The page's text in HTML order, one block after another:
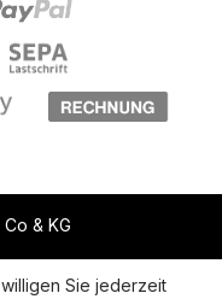
& KG
Aktuelle Situation
Sie jederzeit